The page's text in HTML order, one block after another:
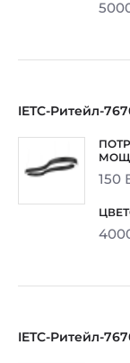
IETC-Ритейл-
150
IETC-Ритейл-